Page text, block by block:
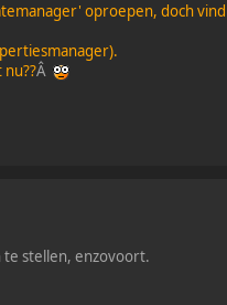
oproepen, doch vind
Â
stellen, enzovoort.